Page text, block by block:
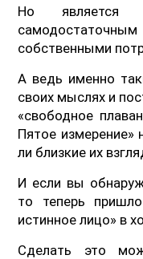
Но
собственными
А ведь именно
своих мыслях и
«свободное
Пятое измерение»
ли близкие их
И если вы
то теперь
истинное лицо» в
Сделать это